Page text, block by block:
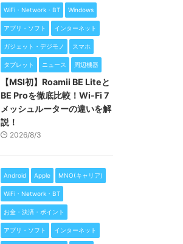
WiFi・Network・BT Windows
アプリ・ソフト インターネット
ガジェット・デジモノ スマホ
タブレット ニュース 周辺機器
【MSI初】Roamii BE Liteと
BE Proを徹底比較！Wi-Fi 7
メッシュルーターの違いを解
説！
2026/8/3
Android Apple MNO(キャリア)
WiFi・Network・BT
お金・決済・ポイント
アプリ・ソフト インターネット